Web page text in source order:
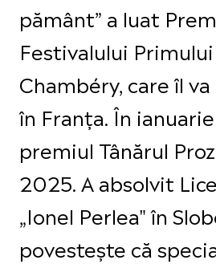
pământ” a luat
Festivalului
Chambéry, care îl
în Franța. În
premiul Tânărul
2025. A absolvit
„Ionel Perlea" în
povestește că